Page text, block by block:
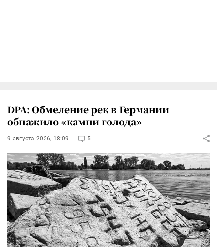
DPA: Обмеление рек в Германии
обнажило «камни голода»
9 августа 2026, 18:09 5